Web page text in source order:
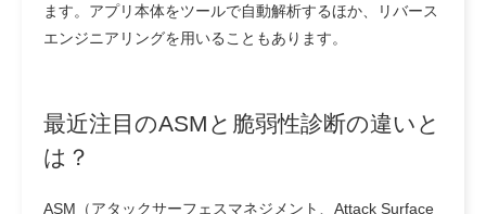
ます。アプリ本体をツールで自動解析するほか、リバース
エンジニアリングを用いることもあります。
最近注目のASMと脆弱性診断の違いと
は？
ASM（アタックサーフェスマネジメント、Attack Surface